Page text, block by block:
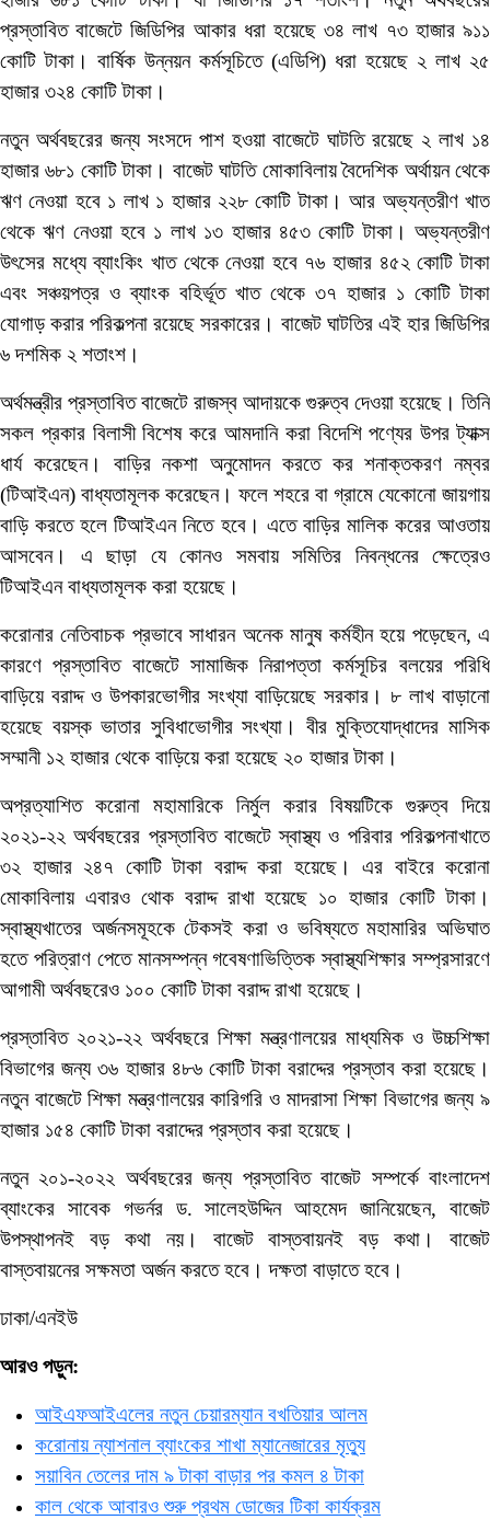
প্রস্তাবিত বাজেটে জিডিপির আকার ধরা হয়েছে ৩৪ লাখ ৭৩ হাজার ৯১১
কোটি টাকা। বার্ষিক উন্নয়ন কর্মসূচিতে (এডিপি) ধরা হয়েছে ২ লাখ ২৫
হাজার ৩২৪ কোটি টাকা।
নতুন অর্থবছরের জন্য সংসদে পাশ হওয়া বাজেটে ঘাটতি রয়েছে ২ লাখ ১৪
হাজার ৬৮১ কোটি টাকা। বাজেট ঘাটতি মোকাবিলায় বৈদেশিক অর্থায়ন থেকে
ঋণ নেওয়া হবে ১ লাখ ১ হাজার ২২৮ কোটি টাকা। আর অভ্যন্তরীণ খাত
থেকে ঋণ নেওয়া হবে ১ লাখ ১৩ হাজার ৪৫৩ কোটি টাকা। অভ্যন্তরীণ
উৎসের মধ্যে ব্যাংকিং খাত থেকে নেওয়া হবে ৭৬ হাজার ৪৫২ কোটি টাকা
এবং সঞ্চয়পত্র ও ব্যাংক বহির্ভূত খাত থেকে ৩৭ হাজার ১ কোটি টাকা
যোগাড় করার পরিকল্পনা রয়েছে সরকারের। বাজেট ঘাটতির এই হার জিডিপির
৬ দশমিক ২ শতাংশ।
অর্থমন্ত্রীর প্রস্তাবিত বাজেটে রাজস্ব আদায়কে গুরুত্ব দেওয়া হয়েছে। তিনি
সকল প্রকার বিলাসী বিশেষ করে আমদানি করা বিদেশি পণ্যের উপর ট্যাক্স
ধার্য করেছেন। বাড়ির নকশা অনুমোদন করতে কর শনাক্তকরণ নম্বর
(টিআইএন) বাধ্যতামূলক করেছেন। ফলে শহরে বা গ্রামে যেকোনো জায়গায়
বাড়ি করতে হলে টিআইএন নিতে হবে। এতে বাড়ির মালিক করের আওতায়
আসবেন। এ ছাড়া যে কোনও সমবায় সমিতির নিবন্ধনের ক্ষেত্রেও
টিআইএন বাধ্যতামূলক করা হয়েছে।
করোনার নেতিবাচক প্রভাবে সাধারন অনেক মানুষ কর্মহীন হয়ে পড়েছেন, এ
কারণে প্রস্তাবিত বাজেটে সামাজিক নিরাপত্তা কর্মসূচির বলয়ের পরিধি
বাড়িয়ে বরাদ্দ ও উপকারভোগীর সংখ্যা বাড়িয়েছে সরকার। ৮ লাখ বাড়ানো
হয়েছে বয়স্ক ভাতার সুবিধাভোগীর সংখ্যা। বীর মুক্তিযোদ্ধাদের মাসিক
সম্মানী ১২ হাজার থেকে বাড়িয়ে করা হয়েছে ২০ হাজার টাকা।
অপ্রত্যাশিত করোনা মহামারিকে নির্মুল করার বিষয়টিকে গুরুত্ব দিয়ে
২০২১-২২ অর্থবছরের প্রস্তাবিত বাজেটে স্বাস্থ্য ও পরিবার পরিকল্পনাখাতে
৩২ হাজার ২৪৭ কোটি টাকা বরাদ্দ করা হয়েছে। এর বাইরে করোনা
মোকাবিলায় এবারও থোক বরাদ্দ রাখা হয়েছে ১০ হাজার কোটি টাকা।
স্বাস্থ্যখাতের অর্জনসমূহকে টেকসই করা ও ভবিষ্যতে মহামারির অভিঘাত
হতে পরিত্রাণ পেতে মানসম্পন্ন গবেষণাভিত্তিক স্বাস্থ্যশিক্ষার সম্প্রসারণে
আগামী অর্থবছরেও ১০০ কোটি টাকা বরাদ্দ রাখা হয়েছে।
প্রস্তাবিত ২০২১-২২ অর্থবছরে শিক্ষা মন্ত্রণালয়ের মাধ্যমিক ও উচ্চশিক্ষা
বিভাগের জন্য ৩৬ হাজার ৪৮৬ কোটি টাকা বরাদ্দের প্রস্তাব করা হয়েছে।
নতুন বাজেটে শিক্ষা মন্ত্রণালয়ের কারিগরি ও মাদরাসা শিক্ষা বিভাগের জন্য ৯
হাজার ১৫৪ কোটি টাকা বরাদ্দের প্রস্তাব করা হয়েছে।
নতুন ২০১-২০২২ অর্থবছরের জন্য প্রস্তাবিত বাজেট সম্পর্কে বাংলাদেশ
ব্যাংকের সাবেক গভর্নর ড. সালেহউদ্দিন আহমেদ জানিয়েছেন, বাজেট
উপস্থাপনই বড় কথা নয়। বাজেট বাস্তবায়নই বড় কথা। বাজেট
বাস্তবায়নের সক্ষমতা অর্জন করতে হবে। দক্ষতা বাড়াতে হবে।
ঢাকা/এনইউ
আরও পড়ুন:
আইএফআইএলের নতুন চেয়ারম্যান বখতিয়ার আলম
করোনায় ন্যাশনাল ব্যাংকের শাখা ম্যানেজারের মৃত্যু
সয়াবিন তেলের দাম ৯ টাকা বাড়ার পর কমল ৪ টাকা
কাল থেকে আবারও শুরু প্রথম ডোজের টিকা কার্যক্রম